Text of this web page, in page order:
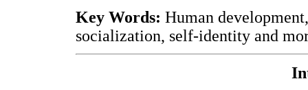
Key Words: Human
socialization, self-identity and